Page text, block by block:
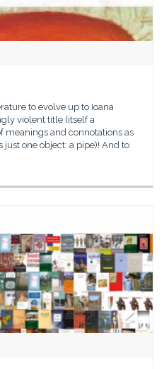
to evolve up to Ioana
violent title (itself a
meanings and connotations as
one object: a pipe)! And to